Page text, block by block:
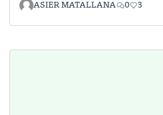
ASIER MATALLANA 0 3